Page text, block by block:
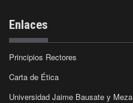
Enlaces
Principios Rectores
Carta de Ética
Universidad Jaime Bausate y Meza